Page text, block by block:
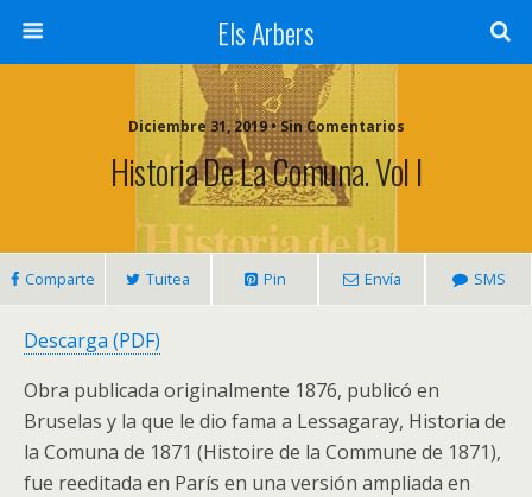
Els Arbers
Diciembre 31, 2019 • Sin Comentarios
Historia De La Comuna. Vol I
Comparte Tuitea Pin Envía SMS
Descarga (PDF)
Obra publicada originalmente 1876, publicó en
Bruselas y la que le dio fama a Lessagaray, Historia de
la Comuna de 1871 (Histoire de la Commune de 1871),
fue reeditada en París en una versión ampliada en